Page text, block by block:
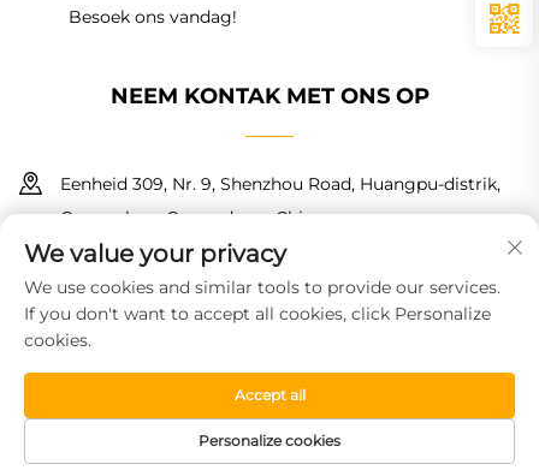
Besoek ons vandag!
NEEM KONTAK MET ONS OP
Eenheid 309, Nr. 9, Shenzhou Road, Huangpu-distrik,
Guangzhou, Guangdong, China
+86 18150601728
[email protected]
Kopiereg © 2026 Guangzhou Haoyin New Material Technology
Co., Ltd. Alle regte voorbehou. Privaatheidsbeleid
TUISBLAD PRODUKTE GRATIS MONSTER TEL
We value your privacy
We use cookies and similar tools to provide our services.
If you don't want to accept all cookies, click Personalize
cookies.
Personalize cookies
Accept all